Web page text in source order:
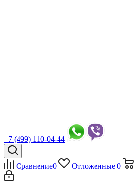
+7 (499) 110-04-44
Сравнение0 Отложенные 0